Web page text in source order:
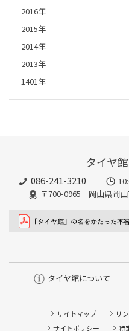
2016年
2015年
2014年
2013年
1401年
タイヤ
086-241-3210
〒700-0965 岡山県岡
タイヤ館について
サイトマップ リ
サイトポリシー
特